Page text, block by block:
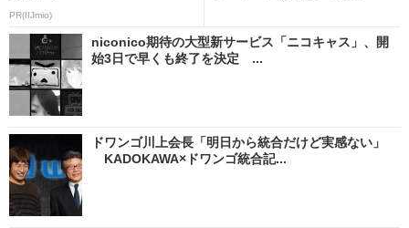
PR(IIJmio)
niconico期待の大型新サービス「ニコキャス」、開
始3日で早くも終了を決定 ...
ドワンゴ川上会長「明日から統合だけど実感ない」
KADOKAWA×ドワンゴ統合記...